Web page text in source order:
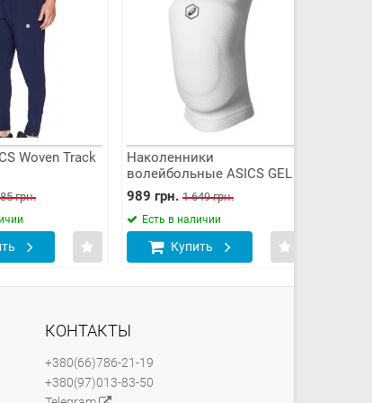
Track
Наколенники
волейбольные ASICS GEL
(White)
989 грн. 1 649 грн.
Есть в наличии
Купить
КОНТАКТЫ
+380(66)786-21-19
+380(97)013-83-50